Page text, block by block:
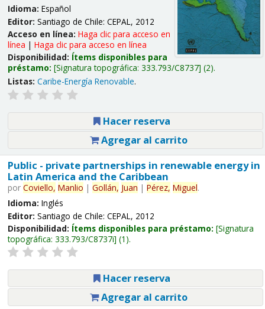
Idioma: Español
Editor: Santiago de Chile: CEPAL, 2012
Acceso en línea: Haga clic para acceso en
línea | Haga clic para acceso en línea
Disponibilidad: Ítems disponibles para
préstamo: Signatura topográfica: 333.793/C8737 (2).
Listas: Caribe-Energía Renovable.
Hacer reserva
Agregar al carrito
Public - private partnerships in renewable energy in
Latin America and the Caribbean
por Coviello, Manlio | Gollán, Juan | Pérez, Miguel.
Idioma: Inglés
Editor: Santiago de Chile: CEPAL, 2012
Disponibilidad: Ítems disponibles para préstamo: Signatura
topográfica: 333.793/C8737i (1).
Hacer reserva
Agregar al carrito